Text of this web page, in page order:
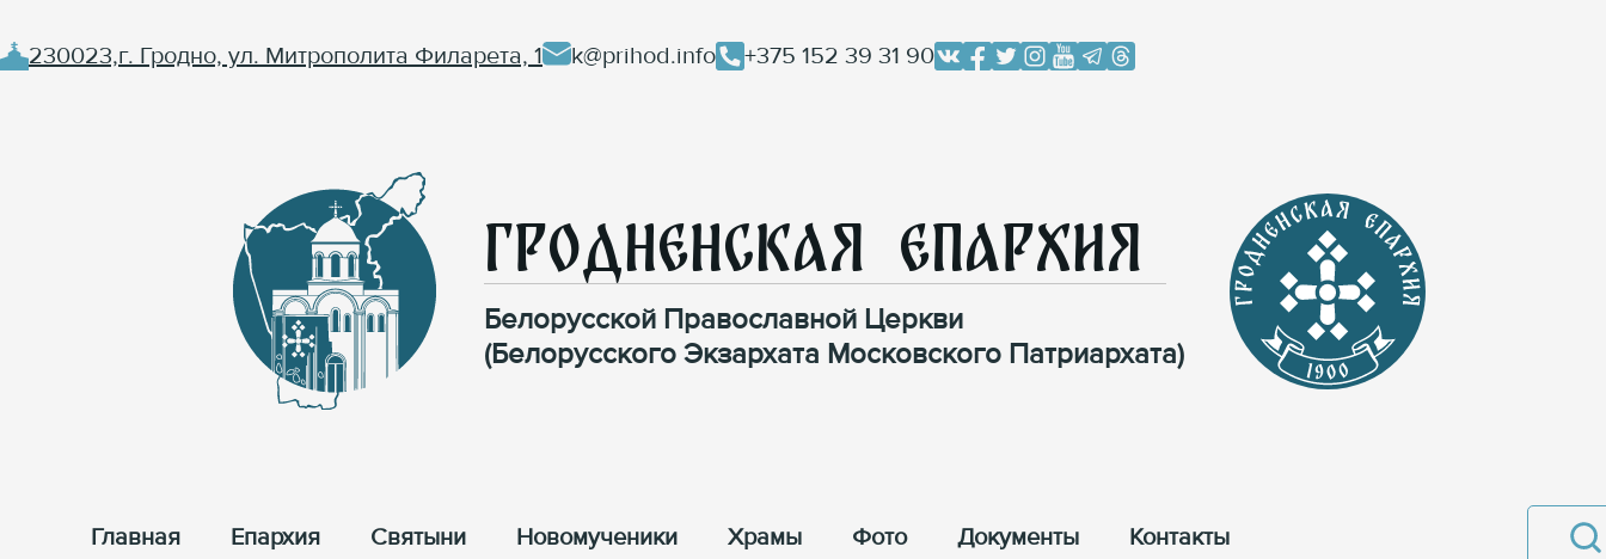
230023,г. Гродно, ул. Митрополита Филарета, 1 k@prihod.info +375 152 39 31 90
Гродненская Епархия
Белорусской Православной Церкви
(Белорусского Экзархата Московского Патриархата)
Главная Епархия Cвятыни Новомученики Храмы Фото Документы Контакты